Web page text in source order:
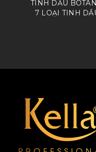
TINH DẦU
7 LOẠI TINH